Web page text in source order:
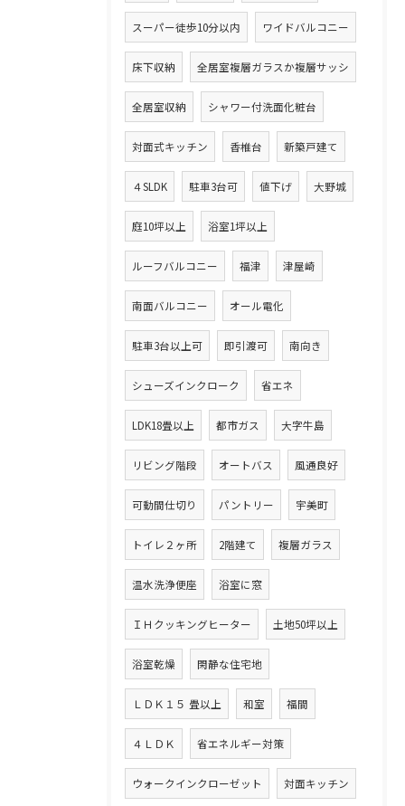
スーパー徒歩10分以内 ワイドバルコニー
床下収納 全居室複層ガラスか複層サッシ
全居室収納 シャワー付洗面化粧台
対面式キッチン 香椎台 新築戸建て
４SLDK 駐車3台可 値下げ 大野城
庭10坪以上 浴室1坪以上
ルーフバルコニー 福津 津屋崎
南面バルコニー オール電化
駐車3台以上可 即引渡可 南向き
シューズインクローク 省エネ
LDK18畳以上 都市ガス 大字牛島
リビング階段 オートバス 風通良好
可動間仕切り パントリー 宇美町
トイレ２ヶ所 2階建て 複層ガラス
温水洗浄便座 浴室に窓
ＩＨクッキングヒーター 土地50坪以上
浴室乾燥 閑静な住宅地
ＬＤＫ１５ 畳以上 和室 福間
４ＬＤＫ 省エネルギー対策
ウォークインクローゼット 対面キッチン